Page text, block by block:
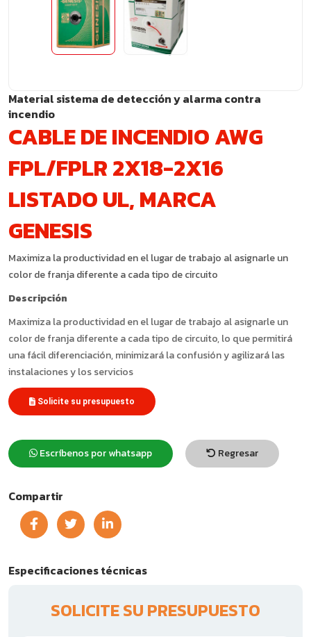
Material sistema de detección y alarma contra
incendio
CABLE DE INCENDIO AWG
FPL/FPLR 2X18-2X16
LISTADO UL, MARCA
GENESIS
Maximiza la productividad en el lugar de trabajo al asignarle un
color de franja diferente a cada tipo de circuito
Descripción
Maximiza la productividad en el lugar de trabajo al asignarle un
color de franja diferente a cada tipo de circuito, lo que permitirá
una fácil diferenciación, minimizará la confusión y agilizará las
instalaciones y los servicios
Solicite su presupuesto
Escríbenos por whatsapp Regresar
Compartir
Especificaciones técnicas
SOLICITE SU PRESUPUESTO